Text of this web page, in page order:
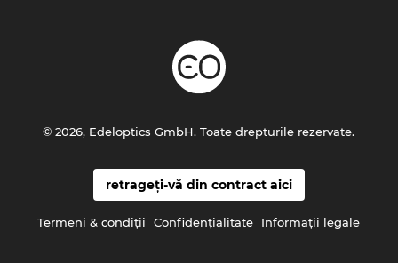
retrageți-vă din contract aici
Termeni & condiţii Confidenţialitate Informaţii legale
© 2026, Edeloptics GmbH. Toate drepturile rezervate.